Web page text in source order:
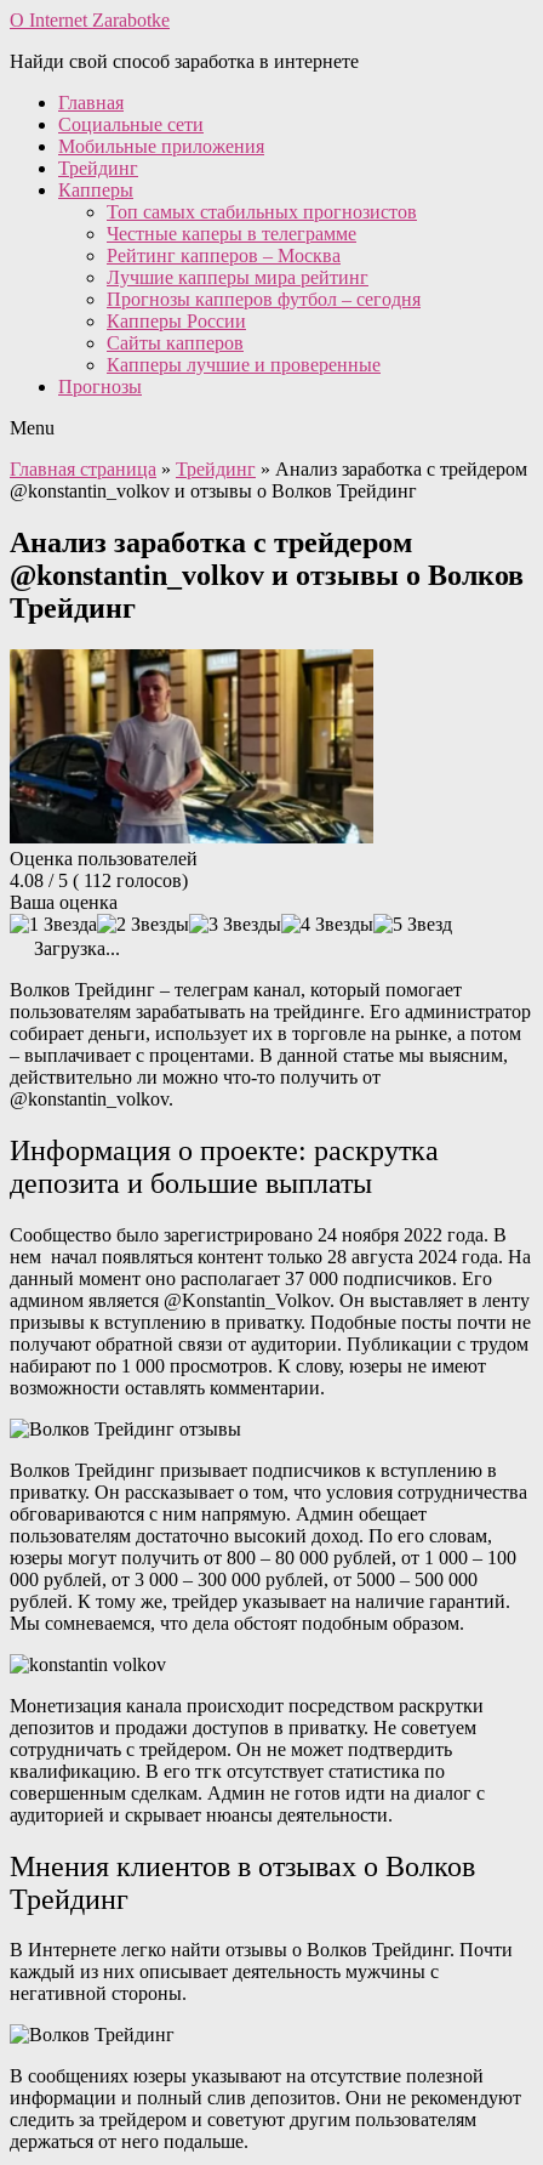
O Internet Zarabotke
Найди свой способ заработка в интернете
Главная
Социальные сети
Мобильные приложения
Трейдинг
Капперы
Топ самых стабильных прогнозистов
Честные каперы в телеграмме
Рейтинг капперов – Москва
Лучшие капперы мира рейтинг
Прогнозы капперов футбол – сегодня
Капперы России
Сайты капперов
Капперы лучшие и проверенные
Прогнозы
Menu
Главная страница » Трейдинг » Анализ заработка с трейдером
@konstantin_volkov и отзывы о Волков Трейдинг
Анализ заработка с трейдером
@konstantin_volkov и отзывы о Волков
Трейдинг
Оценка пользователей
4.08 / 5 ( 112 голосов)
Ваша оценка
Загрузка...
Волков Трейдинг – телеграм канал, который помогает
пользователям зарабатывать на трейдинге. Его администратор
собирает деньги, использует их в торговле на рынке, а потом
– выплачивает с процентами. В данной статье мы выясним,
действительно ли можно что-то получить от
@konstantin_volkov.
Информация о проекте: раскрутка
депозита и большие выплаты
Сообщество было зарегистрировано 24 ноября 2022 года. В
нем начал появляться контент только 28 августа 2024 года. На
данный момент оно располагает 37 000 подписчиков. Его
админом является @Konstantin_Volkov. Он выставляет в ленту
призывы к вступлению в приватку. Подобные посты почти не
получают обратной связи от аудитории. Публикации с трудом
набирают по 1 000 просмотров. К слову, юзеры не имеют
возможности оставлять комментарии.
Волков Трейдинг призывает подписчиков к вступлению в
приватку. Он рассказывает о том, что условия сотрудничества
обговариваются с ним напрямую. Админ обещает
пользователям достаточно высокий доход. По его словам,
юзеры могут получить от 800 – 80 000 рублей, от 1 000 – 100
000 рублей, от 3 000 – 300 000 рублей, от 5000 – 500 000
рублей. К тому же, трейдер указывает на наличие гарантий.
Мы сомневаемся, что дела обстоят подобным образом.
Монетизация канала происходит посредством раскрутки
депозитов и продажи доступов в приватку. Не советуем
сотрудничать с трейдером. Он не может подтвердить
квалификацию. В его тгк отсутствует статистика по
совершенным сделкам. Админ не готов идти на диалог с
аудиторией и скрывает нюансы деятельности.
Мнения клиентов в отзывах о Волков
Трейдинг
В Интернете легко найти отзывы о Волков Трейдинг. Почти
каждый из них описывает деятельность мужчины с
негативной стороны.
В сообщениях юзеры указывают на отсутствие полезной
информации и полный слив депозитов. Они не рекомендуют
следить за трейдером и советуют другим пользователям
держаться от него подальше.